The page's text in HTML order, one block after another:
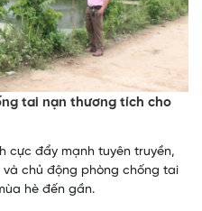
tai nạn thương tích cho
cực đẩy mạnh tuyên truyền,
chủ động phòng chống tai
hè đến gần.